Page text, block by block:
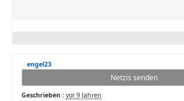
engel23
Netzis senden
Geschrieben : vor 9 Jahren